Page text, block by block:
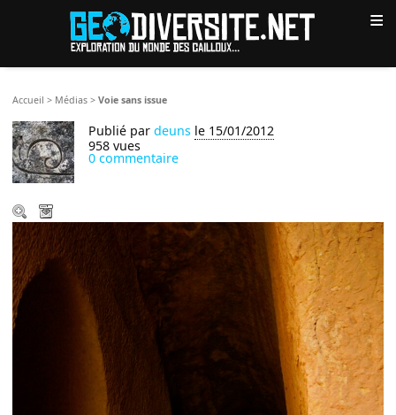
≡
Accueil > Médias >Voie sans issue
Publié pardeuns le 15/01/2012
958 vues
0 commentaire